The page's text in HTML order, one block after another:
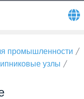
промышленности
узлы